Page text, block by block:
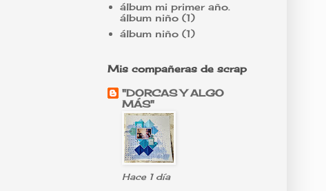
álbum mi primer año.
álbum niño (1)
álbum niño (1)
Mis compañeras de scrap
"DORCAS Y ALGO
MÁS"
Hace 1 día